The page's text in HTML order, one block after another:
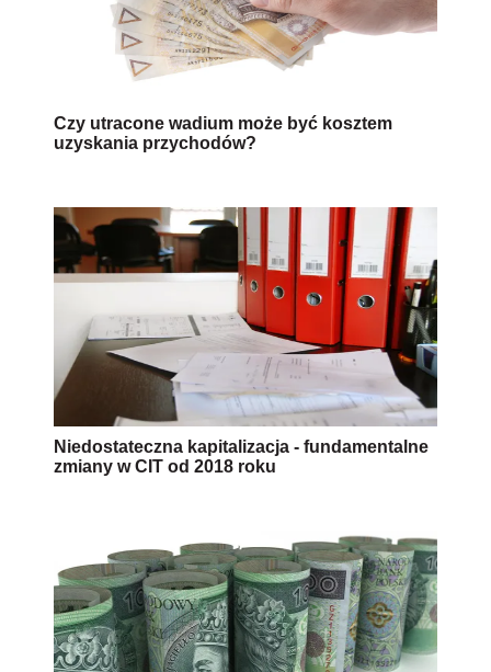
Czy utracone wadium może być kosztem
uzyskania przychodów?
Niedostateczna kapitalizacja - fundamentalne
zmiany w CIT od 2018 roku